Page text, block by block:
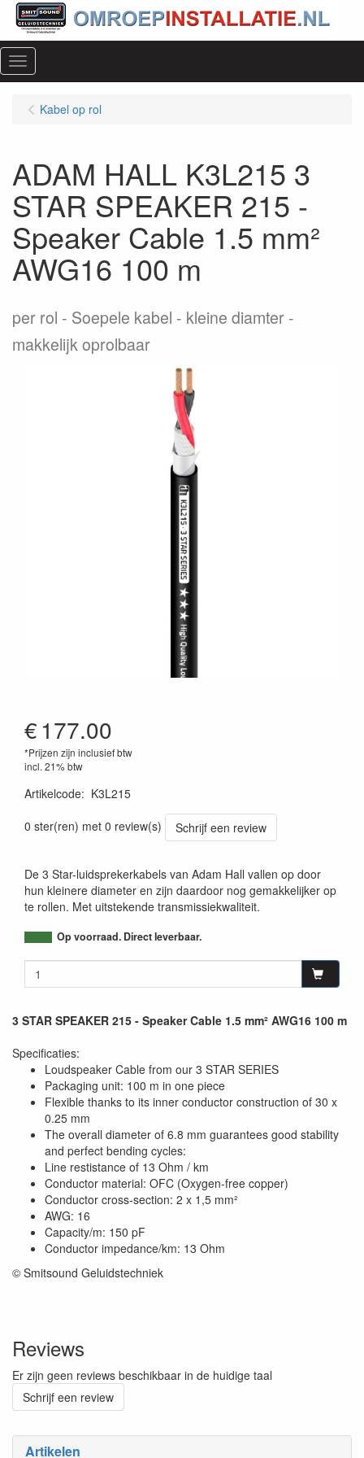
Menu
Artikelen
Kabel op rol
ADAM HALL K3L215 3
STAR SPEAKER 215 -
Speaker Cable 1.5 mm²
AWG16 100 m
per rol
Soepele kabel - kleine diamter -
makkelijk oprolbaar
€177.00
*Prijzen zijn inclusief btw
incl. 21% btw
Artikelcode: K3L215
0 ster(ren) met 0 review(s)
Schrijf een review
De 3 Star-luidsprekerkabels van Adam Hall vallen op door
hun kleinere diameter en zijn daardoor nog gemakkelijker op
te rollen. Met uitstekende transmissiekwaliteit.
Op voorraad. Direct leverbaar.
3 STAR SPEAKER 215 - Speaker Cable 1.5 mm² AWG16 100 m
Specificaties:
Loudspeaker Cable from our 3 STAR SERIES
Packaging unit: 100 m in one piece
Flexible thanks to its inner conductor construction of 30 x
0.25 mm
The overall diameter of 6.8 mm guarantees good stability
and perfect bending cycles:
Line restistance of 13 Ohm / km
Conductor material: OFC (Oxygen-free copper)
Conductor cross-section: 2 x 1,5 mm²
AWG: 16
Capacity/m: 150 pF
Conductor impedance/km: 13 Ohm
© Smitsound Geluidstechniek
Reviews
Er zijn geen reviews beschikbaar in de huidige taal
Schrijf een review